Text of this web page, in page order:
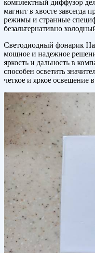
комплектный диффузор
магнит в хвосте завсегда
режимы и странные
безальтернативно
Светодиодный фонарик
мощное и надежное
яркость и дальность в
способен осветить
четкое и яркое освещение